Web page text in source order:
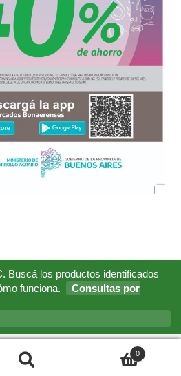
0
Buscá los productos identificados
funciona.
Consultas por